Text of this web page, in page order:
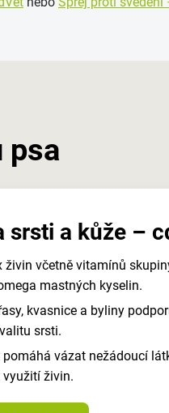
psa
srsti a kůže –
živin včetně vitamínů
mastných kyselin.
kvasnice a byliny
srsti.
pomáhá vázat nežádoucí
využití živin.